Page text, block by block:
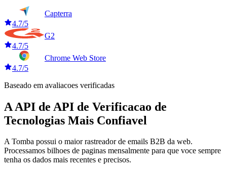
Capterra
4.7/5
G2
4.7/5
Chrome Web Store
4.7/5
Baseado em avaliacoes verificadas
A API de API de Verificacao de
Tecnologias Mais Confiavel
A Tomba possui o maior rastreador de emails B2B da web.
Processamos bilhoes de paginas mensalmente para que voce sempre
tenha os dados mais recentes e precisos.